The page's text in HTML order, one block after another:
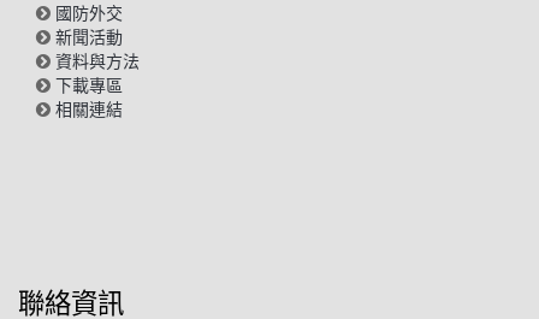
國防外交
新聞活動
資料與方法
下載專區
相關連結
聯絡資訊